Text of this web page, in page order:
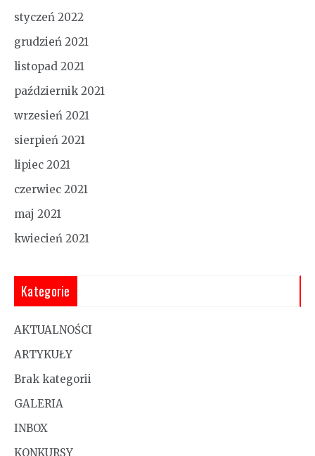
styczeń 2022
grudzień 2021
listopad 2021
październik 2021
wrzesień 2021
sierpień 2021
lipiec 2021
czerwiec 2021
maj 2021
kwiecień 2021
Kategorie
AKTUALNOŚCI
ARTYKUŁY
Brak kategorii
GALERIA
INBOX
KONKURSY